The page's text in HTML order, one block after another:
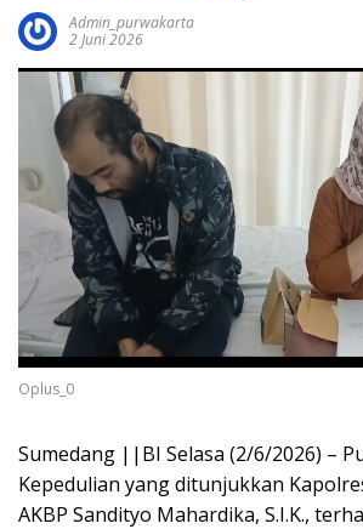
Admin_purwakarta
2 Juni 2026
Oplus_0
Sumedang ||BI Selasa (2/6/2026) –
Kepedulian yang ditunjukkan
AKBP Sandityo Mahardika, S.I.K.,